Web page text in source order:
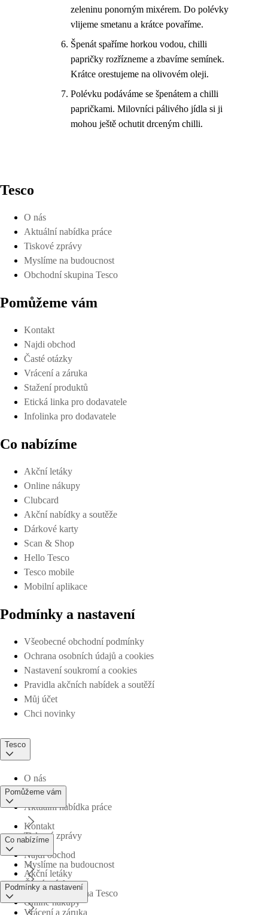
zeleninu ponorným mixérem. Do polévky
vlijeme smetanu a krátce povaříme.
Špenát spaříme horkou vodou, chilli
papričky rozřízneme a zbavíme semínek.
Krátce orestujeme na olivovém oleji.
Polévku podáváme se špenátem a chilli
papričkami. Milovníci pálivého jídla si ji
mohou ještě ochutit drceným chilli.
Tesco
O nás
Aktuální nabídka práce
Tiskové zprávy
Myslíme na budoucnost
Obchodní skupina Tesco
Pomůžeme vám
Kontakt
Najdi obchod
Časté otázky
Vrácení a záruka
Stažení produktů
Etická linka pro dodavatele
Infolinka pro dodavatele
Co nabízíme
Akční letáky
Online nákupy
Clubcard
Akční nabídky a soutěže
Dárkové karty
Scan & Shop
Hello Tesco
Tesco mobile
Mobilní aplikace
Podmínky a nastavení
Všeobecné obchodní podmínky
Ochrana osobních údajů a cookies
Nastavení soukromí a cookies
Pravidla akčních nabídek a soutěží
Můj účet
Chci novinky
Tesco
O nás
Aktuální nabídka práce
Tiskové zprávy
Myslíme na budoucnost
Obchodní skupina Tesco
Pomůžeme vám
Kontakt
Najdi obchod
Časté otázky
Vrácení a záruka
Co nabízíme
Akční letáky
Online nákupy
Podmínky a nastavení